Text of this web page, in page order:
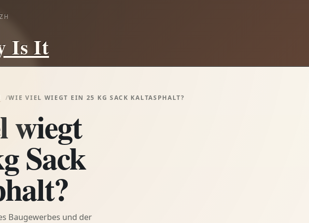
Is It
ZH
WIE VIEL WIEGT EIN 25 KG SACK KALTASPHALT?
wiegt
Sack
Baugewerbes und der